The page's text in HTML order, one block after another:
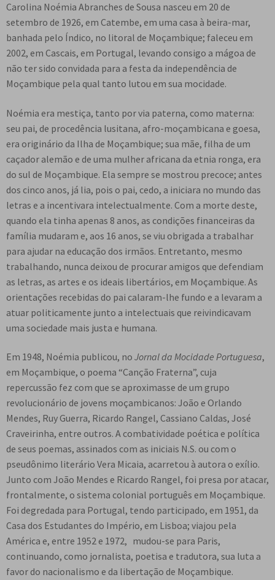
Carolina Noémia Abranches de Sousa nasceu em 20 de
setembro de 1926, em Catembe, em uma casa à beira-mar,
banhada pelo Índico, no litoral de Moçambique; faleceu em
2002, em Cascais, em Portugal, levando consigo a mágoa de
não ter sido convidada para a festa da independência de
Moçambique pela qual tanto lutou em sua mocidade.
Noémia era mestiça, tanto por via paterna, como materna:
seu pai, de procedência lusitana, afro-moçambicana e goesa,
era originário da Ilha de Moçambique; sua mãe, filha de um
caçador alemão e de uma mulher africana da etnia ronga, era
do sul de Moçambique. Ela sempre se mostrou precoce; antes
dos cinco anos, já lia, pois o pai, cedo, a iniciara no mundo das
letras e a incentivara intelectualmente. Com a morte deste,
quando ela tinha apenas 8 anos, as condições financeiras da
família mudaram e, aos 16 anos, se viu obrigada a trabalhar
para ajudar na educação dos irmãos. Entretanto, mesmo
trabalhando, nunca deixou de procurar amigos que defendiam
as letras, as artes e os ideais libertários, em Moçambique. As
orientações recebidas do pai calaram-lhe fundo e a levaram a
atuar politicamente junto a intelectuais que reivindicavam
uma sociedade mais justa e humana.
Em 1948, Noémia publicou, no Jornal da Mocidade Portuguesa,
em Moçambique, o poema “Canção Fraterna”, cuja
repercussão fez com que se aproximasse de um grupo
revolucionário de jovens moçambicanos: João e Orlando
Mendes, Ruy Guerra, Ricardo Rangel, Cassiano Caldas, José
Craveirinha, entre outros. A combatividade poética e política
de seus poemas, assinados com as iniciais N.S. ou com o
pseudônimo literário Vera Micaia, acarretou à autora o exílio.
Junto com João Mendes e Ricardo Rangel, foi presa por atacar,
frontalmente, o sistema colonial português em Moçambique.
Foi degredada para Portugal, tendo participado, em 1951, da
Casa dos Estudantes do Império, em Lisboa; viajou pela
América e, entre 1952 e 1972, mudou-se para Paris,
continuando, como jornalista, poetisa e tradutora, sua luta a
favor do nacionalismo e da libertação de Moçambique.